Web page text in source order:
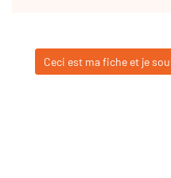
Ceci est ma fiche et je